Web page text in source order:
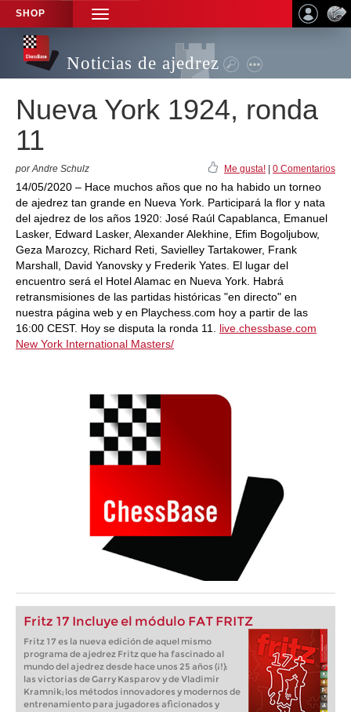
SHOP
TOGGLE
NAVIGATION
Noticias de ajedrez
Nueva York 1924, ronda
11
por Andre Schulz Me gusta! 0 Comentarios
14/05/2020 – Hace muchos años que no ha habido un torneo
de ajedrez tan grande en Nueva York. Participará la flor y nata
del ajedrez de los años 1920: José Raúl Capablanca, Emanuel
Lasker, Edward Lasker, Alexander Alekhine, Efim Bogoljubow,
Geza Marozcy, Richard Reti, Savielley Tartakower, Frank
Marshall, David Yanovsky y Frederik Yates. El lugar del
encuentro será el Hotel Alamac en Nueva York. Habrá
retransmisiones de las partidas históricas "en directo" en
nuestra página web y en Playchess.com hoy a partir de las
16:00 CEST. Hoy se disputa la ronda 11. live.chessbase.com
New York International Masters/
Fritz 17 Incluye el módulo FAT FRITZ
Fritz 17 es la nueva edición de aquel mismo
programa de ajedrez Fritz que ha fascinado al
mundo del ajedrez desde hace unos 25 años (¡!):
las victorias de Garry Kasparov y de Vladimir
Kramnik; los métodos innovadores y modernos de
entrenamiento para jugadores aficionados y